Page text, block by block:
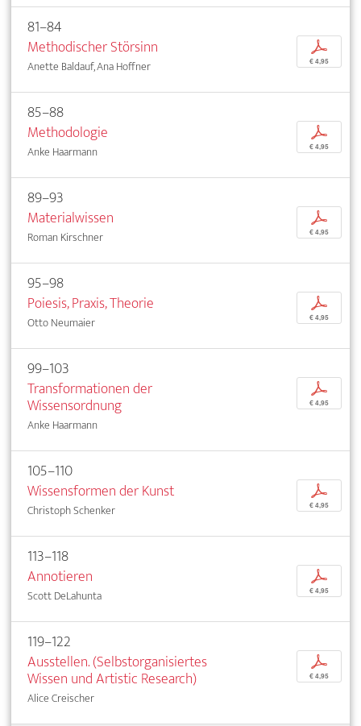
81–84
Methodischer Störsinn
Anette Baldauf, Ana Hoffner
p
€ 4,95
85–88
Methodologie
Anke Haarmann
p
€ 4,95
89–93
Materialwissen
Roman Kirschner
p
€ 4,95
95–98
Poiesis, Praxis, Theorie
Otto Neumaier
p
€ 4,95
99–103
Transformationen der
Wissensordnung
Anke Haarmann
p
€ 4,95
105–110
Wissensformen der Kunst
Christoph Schenker
p
€ 4,95
113–118
Annotieren
Scott DeLahunta
p
€ 4,95
119–122
Ausstellen. (Selbstorganisiertes
Wissen und Artistic Research)
Alice Creischer
p
€ 4,95